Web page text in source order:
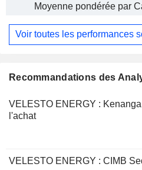
Recommandations des
VELESTO ENERGY :
l'achat
VELESTO ENERGY : CIMB
Moyenne pondérée par
Voir toutes les performances